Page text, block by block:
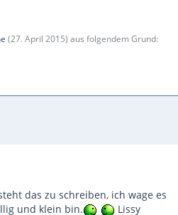
(27. April 2015) aus folgendem Grund:
das zu schreiben, ich wage es
und klein bin.
Lissy